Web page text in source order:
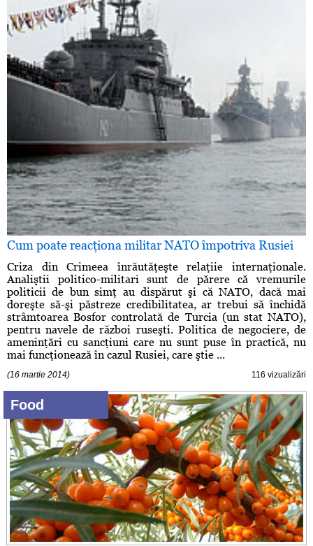
Cum poate reacţiona militar NATO împotriva Rusiei
Criza din Crimeea înrăutăţeşte relaţiie internaţionale.
Analiştii politico-militari sunt de părere că vremurile
politicii de bun simţ au dispărut şi că NATO, dacă mai
doreşte să-şi păstreze credibilitatea, ar trebui să închidă
strâmtoarea Bosfor controlată de Turcia (un stat NATO),
pentru navele de război ruseşti. Politica de negociere, de
ameninţări cu sancţiuni care nu sunt puse în practică, nu
mai funcţionează în cazul Rusiei, care ştie ...
(16 martie 2014) 116 vizualizări
Food